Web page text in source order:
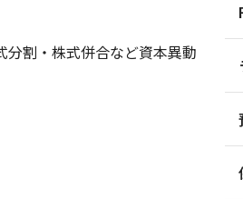
400
割・株式併合など資本異動